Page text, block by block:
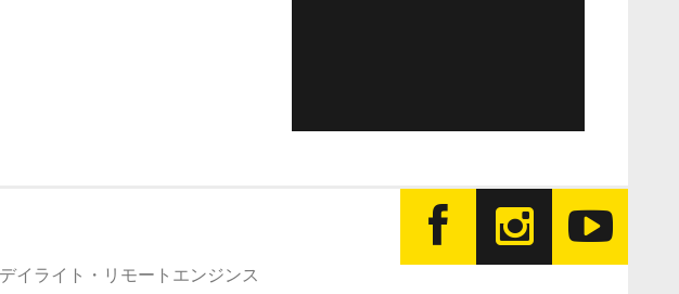
イライト・リモートエンジンス